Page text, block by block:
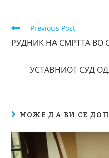
Previous Post
РУДНИК НА СМРТТА ВО
УСТАВНИОТ СУД
МОЖЕ ДА ВИ СЕ